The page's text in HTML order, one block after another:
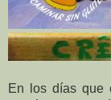
En los días que